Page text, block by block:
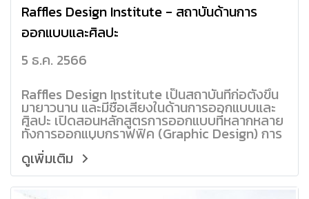
Raffles Design Institute - สถาบันด้านการ
ออกแบบและศิลปะ
5 ธ.ค. 2566
Raffles Design Institute เป็นสถาบันที่ก่อตั้งขึ้น
มายาวนาน และมีชื่อเสียงในด้านการออกแบบและ
ศิลปะ เปิดสอนหลักสูตรการออกแบบที่หลากหลาย
ทั้งการออกแบบกราฟฟิค (Graphic Design) การ
ออกแบบแฟชั่น (Fashion Design) การออกแบบ
การสื่อสาร (Communication Design) การ
ออกแบบภายใน (Interior Design) และอื่น ๆ อีก
มากมาย
ดูเพิ่มเติม